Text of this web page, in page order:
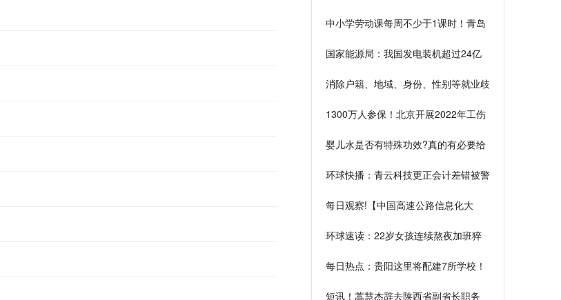
中小学劳动课每周不少于1课时！青岛
国家能源局：我国发电装机超过24亿
消除户籍、地域、身份、性别等就业歧
1300万人参保！北京开展2022年工伤
婴儿水是否有特殊功效?真的有必要给
环球快播：青云科技更正会计差错被警
每日观察!【中国高速公路信息化大
化转型推动高速公路高质量发展
环球速读：22岁女孩连续熬夜加班猝
每日热点：贵阳这里将配建7所学校！
短讯！蒿慧杰辞去陕西省副省长职务